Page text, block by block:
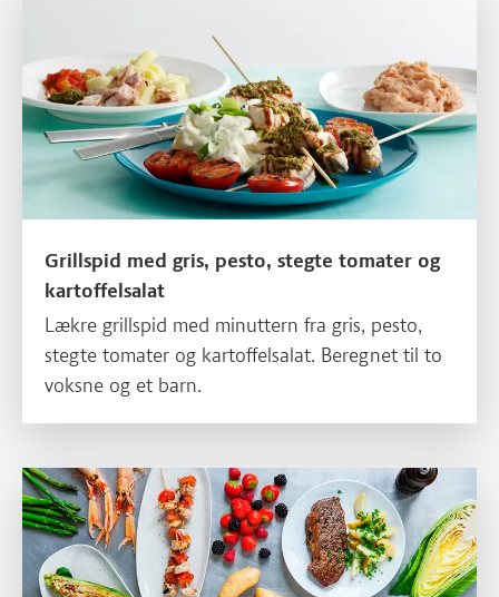
Grillspid med gris, pesto, stegte tomater og
kartoffelsalat
Lækre grillspid med minuttern fra gris, pesto,
stegte tomater og kartoffelsalat. Beregnet til to
voksne og et barn.
Grillspid med gris og peberfrugter